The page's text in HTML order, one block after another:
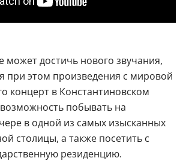
может достичь нового звучания,
при этом произведения с мировой
концерт в Константиновском
побывать на
в одной из самых изысканных
столицы, а также посетить с
резиденцию.